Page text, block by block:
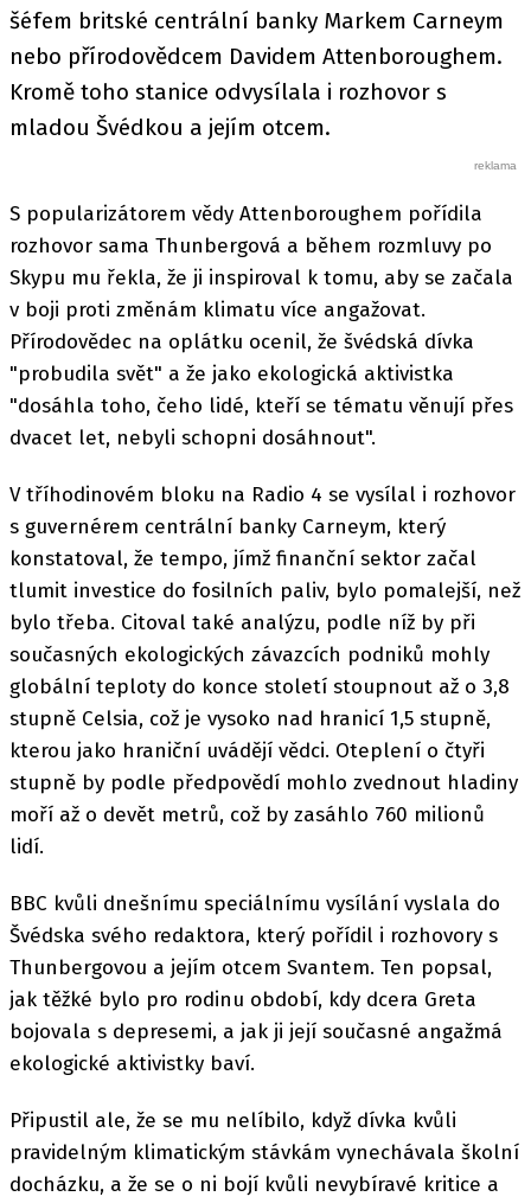
šéfem britské centrální banky Markem Carneym
nebo přírodovědcem Davidem Attenboroughem.
Kromě toho stanice odvysílala i rozhovor s
mladou Švédkou a jejím otcem.
S popularizátorem vědy Attenboroughem pořídila
rozhovor sama Thunbergová a během rozmluvy po
Skypu mu řekla, že ji inspiroval k tomu, aby se začala
v boji proti změnám klimatu více angažovat.
Přírodovědec na oplátku ocenil, že švédská dívka
"probudila svět" a že jako ekologická aktivistka
"dosáhla toho, čeho lidé, kteří se tématu věnují přes
dvacet let, nebyli schopni dosáhnout".
V tříhodinovém bloku na Radio 4 se vysílal i rozhovor
s guvernérem centrální banky Carneym, který
konstatoval, že tempo, jímž finanční sektor začal
tlumit investice do fosilních paliv, bylo pomalejší, než
bylo třeba. Citoval také analýzu, podle níž by při
současných ekologických závazcích podniků mohly
globální teploty do konce století stoupnout až o 3,8
stupně Celsia, což je vysoko nad hranicí 1,5 stupně,
kterou jako hraniční uvádějí vědci. Oteplení o čtyři
stupně by podle předpovědí mohlo zvednout hladiny
moří až o devět metrů, což by zasáhlo 760 milionů
lidí.
BBC kvůli dnešnímu speciálnímu vysílání vyslala do
Švédska svého redaktora, který pořídil i rozhovory s
Thunbergovou a jejím otcem Svantem. Ten popsal,
jak těžké bylo pro rodinu období, kdy dcera Greta
bojovala s depresemi, a jak ji její současné angažmá
ekologické aktivistky baví.
Připustil ale, že se mu nelíbilo, když dívka kvůli
pravidelným klimatickým stávkám vynechávala školní
docházku, a že se o ni bojí kvůli nevybíravé kritice a